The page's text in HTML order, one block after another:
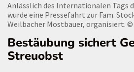
Anlässlich des Internationalen Tags
wurde eine Pressefahrt zur Fam.
Weilbacher Mostbauer, organisiert. ©
Bestäubung sichert
Streuobst